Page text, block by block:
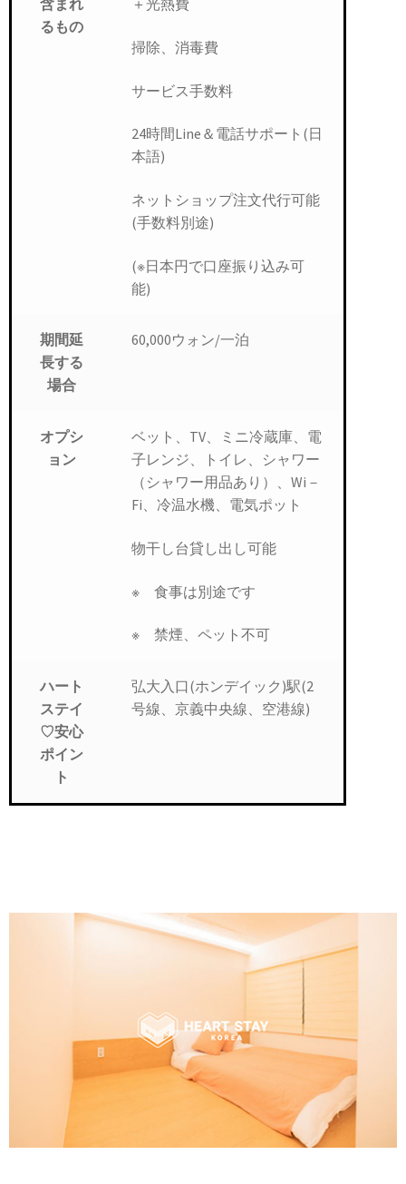
含まれ
るもの
＋光熱費
掃除、消毒費
サービス手数料
24時間Line＆電話サポート(日
本語)
ネットショップ注文代行可能
(手数料別途)
(※日本円で口座振り込み可
能)
期間延
長する
場合
60,000ウォン/一泊
オプシ
ョン
ベット、TV、ミニ冷蔵庫、電
子レンジ、トイレ、シャワー
（シャワー用品あり）、Wi－
Fi、冷温水機、電気ポット
物干し台貸し出し可能
※ 食事は別途です
※ 禁煙、ペット不可
ハート
ステイ
♡安心
ポイン
ト
弘大入口(ホンデイック)駅(2
号線、京義中央線、空港線)